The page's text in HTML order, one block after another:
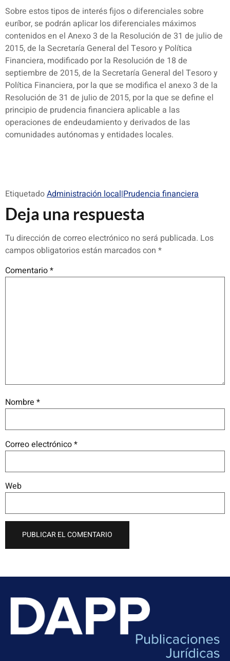
Sobre estos tipos de interés fijos o diferenciales sobre
euríbor, se podrán aplicar los diferenciales máximos
contenidos en el Anexo 3 de la Resolución de 31 de julio de
2015, de la Secretaría General del Tesoro y Política
Financiera, modificado por la Resolución de 18 de
septiembre de 2015, de la Secretaría General del Tesoro y
Política Financiera, por la que se modifica el anexo 3 de la
Resolución de 31 de julio de 2015, por la que se define el
principio de prudencia financiera aplicable a las
operaciones de endeudamiento y derivados de las
comunidades autónomas y entidades locales.
EtiquetadoAdministración local|Prudencia financiera
Deja una respuesta
Tu dirección de correo electrónico no será publicada. Los
campos obligatorios están marcados con *
Comentario*
Nombre *
Correo electrónico*
Web